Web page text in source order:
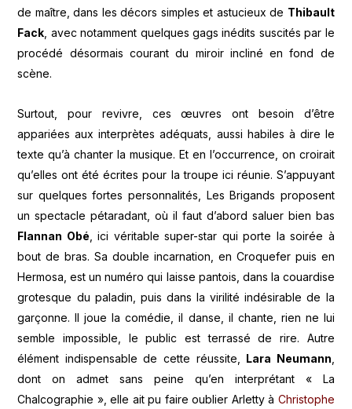
de maître, dans les décors simples et astucieux de Thibault
Fack, avec notamment quelques gags inédits suscités par le
procédé désormais courant du miroir incliné en fond de
scène.
Surtout, pour revivre, ces œuvres ont besoin d’être
appariées aux interprètes adéquats, aussi habiles à dire le
texte qu’à chanter la musique. Et en l’occurrence, on croirait
qu’elles ont été écrites pour la troupe ici réunie. S’appuyant
sur quelques fortes personnalités, Les Brigands proposent
un spectacle pétaradant, où il faut d’abord saluer bien bas
Flannan Obé , ici véritable super-star qui porte la soirée à
bout de bras. Sa double incarnation, en Croquefer puis en
Hermosa, est un numéro qui laisse pantois, dans la couardise
grotesque du paladin, puis dans la virilité indésirable de la
garçonne. Il joue la comédie, il danse, il chante, rien ne lui
semble impossible, le public est terrassé de rire. Autre
élément indispensable de cette réussite, Lara Neumann
dont on admet sans peine qu’en interprétant « La
Chalcographie », elle ait pu faire oublier Arletty à Christophe